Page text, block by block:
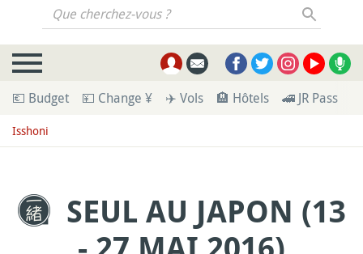
Que cherchez-vous ?
💶 Budget 💴 Change ¥ ✈️ Vols 🏨 Hôtels 🚄 JR Pass
Isshoni
SEUL AU JAPON (13